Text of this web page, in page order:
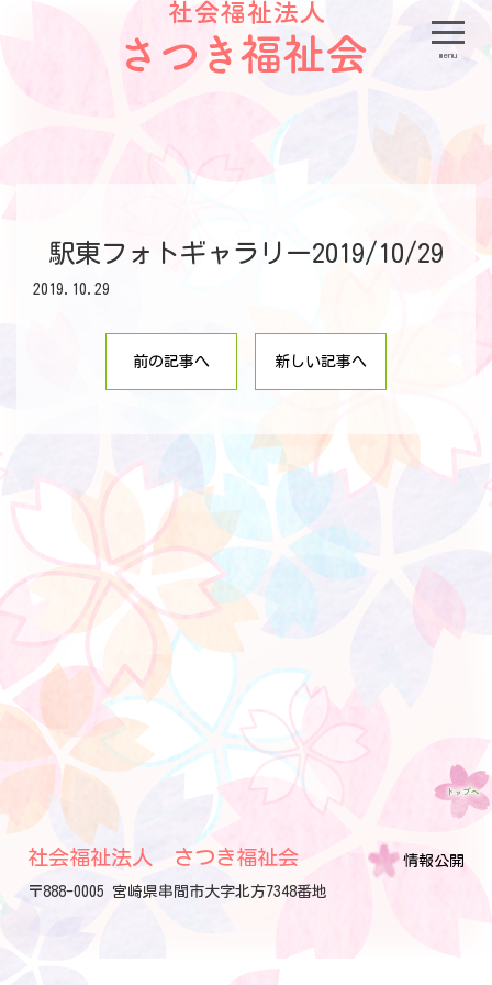
menu
駅東フォトギャラリー2019/10/29
2019.10.29
前の記事へ 新しい記事へ
社会福祉法人 さつき福祉会
〒888-0005 宮崎県串間市大字北方7348番地
情報公開